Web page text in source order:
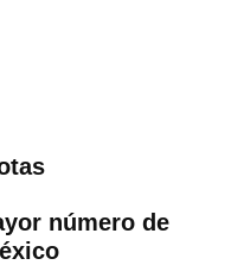
número de